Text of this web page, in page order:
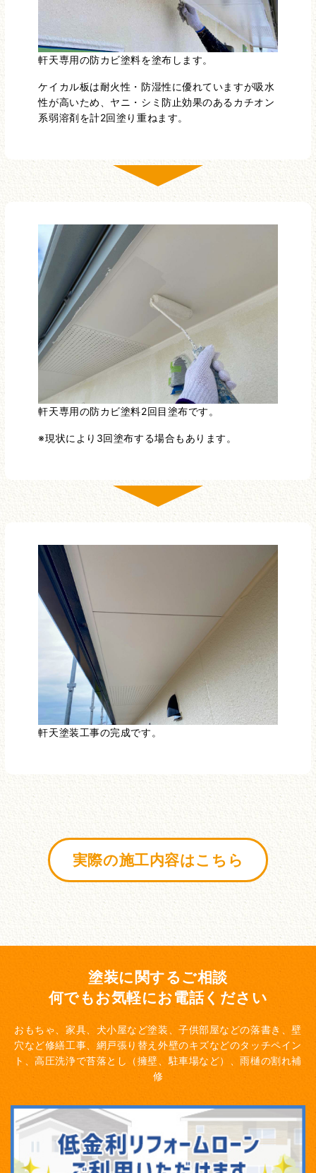
軒天専用の防カビ塗料を塗布します。
ケイカル板は耐火性・防湿性に優れていますが吸水
性が高いため、ヤニ・シミ防止効果のあるカチオン
系弱溶剤を計2回塗り重ねます。
軒天専用の防カビ塗料2回目塗布です。
※現状により3回塗布する場合もあります。
軒天塗装工事の完成です。
実際の施工内容はこちら
塗装に関するご相談
何でもお気軽にお電話ください
おもちゃ、家具、犬小屋など塗装、子供部屋などの落書き、壁
穴など修繕工事、網戸張り替え 外壁のキズなどのタッチペイン
ト、高圧洗浄で苔落とし（擁壁、駐車場など）、雨樋の割れ補
修